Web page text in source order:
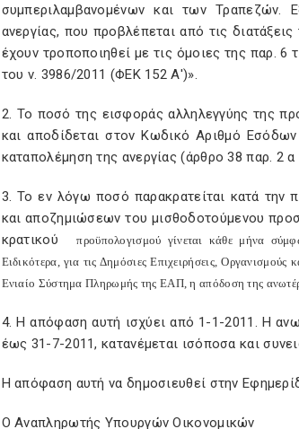
συμπεριλαμβανομένων και των Τραπεζών.
ανεργίας, που προβλέπεται από τις
έχουν τροποποιηθεί με τις όμοιες της παρ.
του ν. 3986/2011 (ΦΕΚ 152 Α')».
2. Το ποσό της εισφοράς αλληλεγγύης της
και αποδίδεται στον Κωδικό Αριθμό
καταπολέμηση της ανεργίας (άρθρο 38 παρ. 2 α
3. Το εν λόγω ποσό παρακρατείται κατά την
και αποζημιώσεων του μισθοδοτούμενου
κρατικού
προϋπολογισμού γίνεται κάθε μήνα
Ειδικότερα, για τις Δημόσιες Επιχειρήσεις,
Ενιαίο Σύστημα Πληρωμής της ΕΑΠ, η απόδοση της
4. Η απόφαση αυτή ισχύει από 1-1-2011. Η
έως 31-7-2011, κατανέμεται ισόποσα και
Η απόφαση αυτή να δημοσιευθεί στην
Ο Αναπληρωτής Υπουργών Οικονομικών